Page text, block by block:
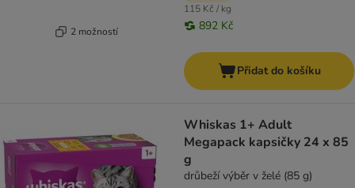
2 možností
115 Kč / kg
892 Kč
Přidat do košíku
Whiskas 1+ Adult
Megapack kapsičky 24 x 85
g
drůbeží výběr v želé (85 g)